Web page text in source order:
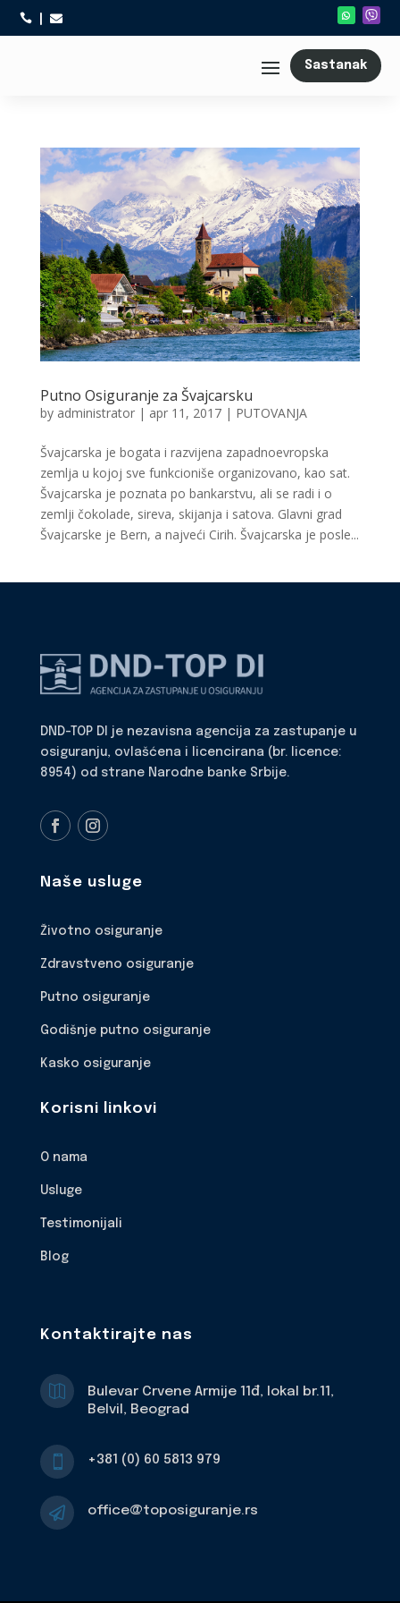
 
Sastanak
Putno Osiguranje za Švajcarsku
by administrator| apr 11, 2017| PUTOVANJA
Švajcarska je bogata i razvijena zapadnoevropska
zemlja u kojoj sve funkcioniše organizovano, kao sat.
Švajcarska je poznata po bankarstvu, ali se radi i o
zemlji čokolade, sireva, skijanja i satova. Glavni grad
Švajcarske je Bern, a najveći Cirih. Švajcarska je posle...
DND-TOP DI je nezavisna agencija za zastupanje u
osiguranju, ovlašćena i licencirana (br. licence:
8954) od strane Narodne banke Srbije.
Naše usluge
Životno osiguranje
Zdravstveno osiguranje
Putno osiguranje
Godišnje putno osiguranje
Kasko osiguranje
Korisni linkovi
O nama
Usluge
Testimonijali
Blog
Kontaktirajte nas
Bulevar Crvene Armije 11đ, lokal br.11,
Belvil, Beograd
+381 (0) 60 5813 979
 office@toposiguranje.rs